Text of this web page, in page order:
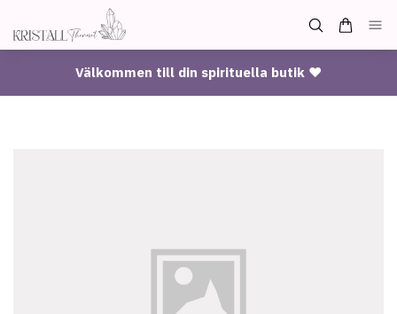
Välkommen till din spirituella butik ♥